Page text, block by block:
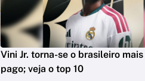
Vini Jr. torna-se o brasileiro
pago; veja o top 10